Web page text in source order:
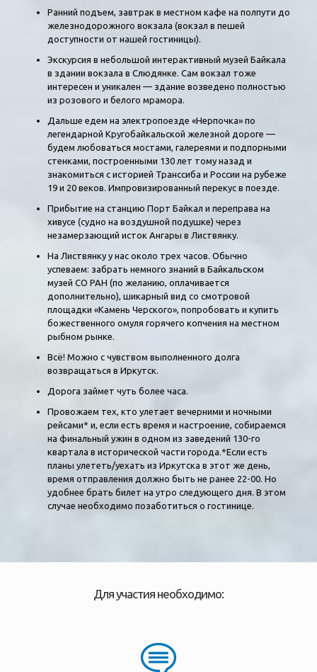
Ранний подъем, завтрак в местном кафе на полпути до
железнодорожного вокзала (вокзал в пешей
доступности от нашей гостиницы).
Экскурсия в небольшой интерактивный музей Байкала
в здании вокзала в Слюдянке. Сам вокзал тоже
интересен и уникален — здание возведено полностью
из розового и белого мрамора.
Дальше едем на электропоезде «Нерпочка» по
легендарной Кругобайкальской железной дороге —
будем любоваться мостами, галереями и подпорными
стенками, построенными 130 лет тому назад и
знакомиться с историей Транссиба и России на рубеже
19 и 20 веков. Импровизированный перекус в поезде.
Прибытие на станцию Порт Байкал и переправа на
хивусе (судно на воздушной подушке) через
незамерзающий исток Ангары в Листвянку.
На Листвянку у нас около трех часов. Обычно
успеваем: забрать немного знаний в Байкальском
музей СО РАН (по желанию, оплачивается
дополнительно), шикарный вид со смотровой
площадки «Камень Черского», попробовать и купить
божественного омуля горячего копчения на местном
рыбном рынке.
Всё! Можно с чувством выполненного долга
возвращаться в Иркутск.
Дорога займет чуть более часа.
Провожаем тех, кто улетает вечерними и ночными
рейсами* и, если есть время и настроение, собираемся
на финальный ужин в одном из заведений 130-го
квартала в исторической части города.*Если есть
планы улететь/уехать из Иркутска в этот же день,
время отправления должно быть не ранее 22-00. Но
удобнее брать билет на утро следующего дня. В этом
случае необходимо позаботиться о гостинице.
Для участия необходимо: